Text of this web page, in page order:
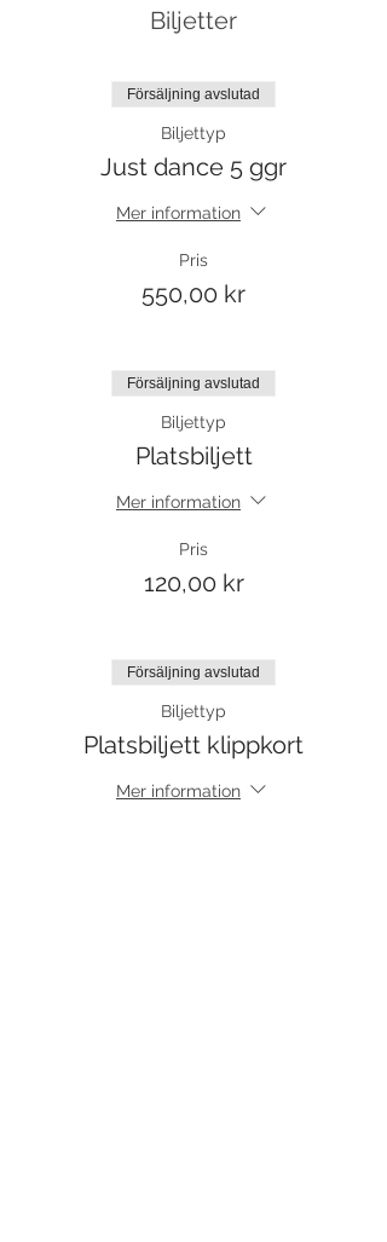
Biljetter
Försäljning avslutad
Biljettyp
Just dance 5 ggr
Mer information
Pris
550,00 kr
Försäljning avslutad
Biljettyp
Platsbiljett
Mer information
Pris
120,00 kr
Försäljning avslutad
Biljettyp
Platsbiljett klippkort
Mer information